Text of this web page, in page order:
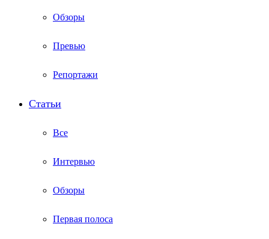
Обзоры
Превью
Репортажи
Статьи
Все
Интервью
Обзоры
Первая полоса